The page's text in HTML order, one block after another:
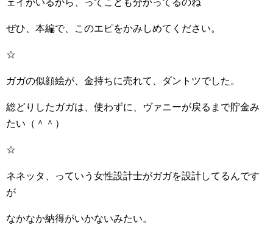
ェイがいるから、ってことも分かってるのね
ぜひ、本編で、このエピをかみしめてください。
☆
ガガの似顔絵が、金持ちに売れて、ダントツでした。
総どりしたガガは、使わずに、ヴァニーが戻るまで貯金み
たい（＾＾）
☆
ネネッタ、っていう女性設計士がガガを設計してるんです
が
なかなか納得がいかないみたい。